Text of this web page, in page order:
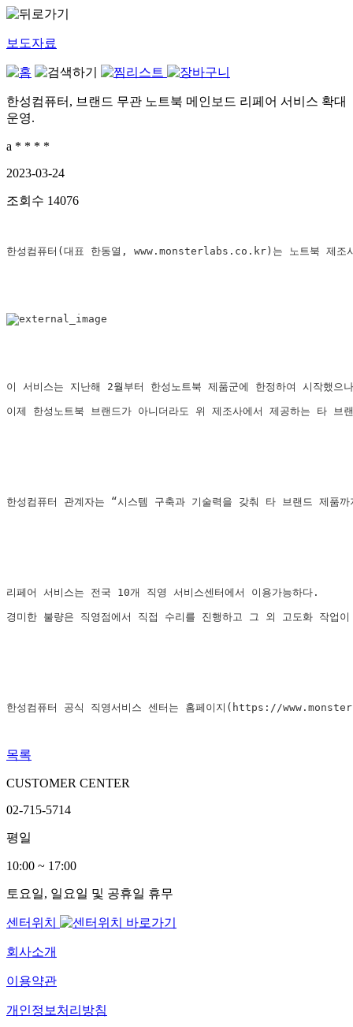
보도자료
한성컴퓨터, 브랜드 무관 노트북 메인보드 리페어 서비스 확대
운영.
a * * * *
2023-03-24
조회수 14076
한성컴퓨터(대표 한동열, www.monsterlabs.co.kr)는 노트북 제조
이 서비스는 지난해 2월부터 한성노트북 제품군에 한정하여 시작했
이제 한성노트북 브랜드가 아니더라도 위 제조사에서 제공하는 타
한성컴퓨터 관계자는 “시스템 구축과 기술력을 갖춰 타 브랜드 제품
리페어 서비스는 전국 10개 직영 서비스센터에서 이용가능하다.
경미한 불량은 직영점에서 직접 수리를 진행하고 그 외 고도화 작업
한성컴퓨터 공식 직영서비스 센터는 홈페이지( https://
목록
CUSTOMER CENTER
02-715-5714
평일
10:00 ~ 17:00
토요일, 일요일 및 공휴일 휴무
센터위치
회사소개
이용약관
개인정보처리방침